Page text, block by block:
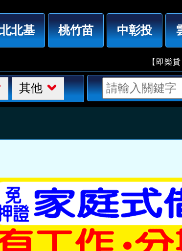
園借錢」免押證件，家庭式借款，10萬3年月繳
北北基 桃竹苗 中彰投
【即樂貸】借
其他